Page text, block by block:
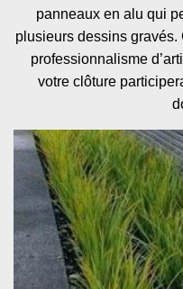
panneaux en alu qui
plusieurs dessins gravés.
professionnalisme
votre clôture